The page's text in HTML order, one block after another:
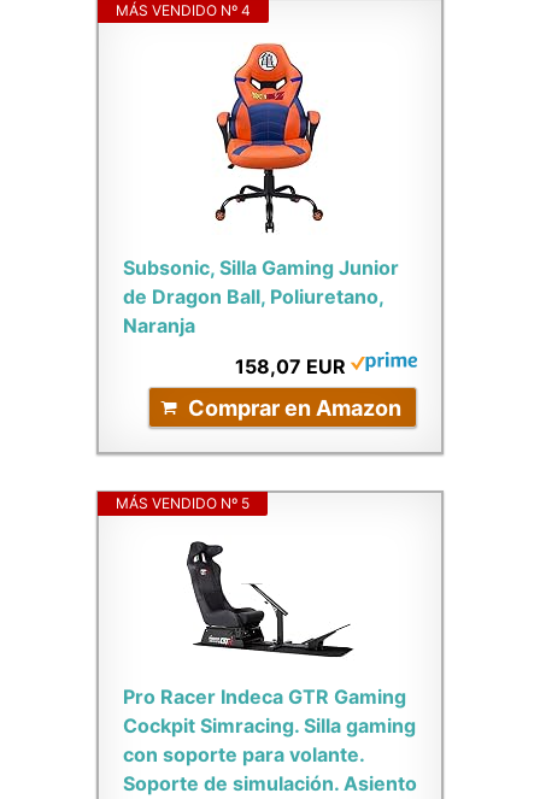
MÁS VENDIDO Nº 4
Subsonic, Silla Gaming Junior
de Dragon Ball, Poliuretano,
Naranja
158,07 EUR
Comprar en Amazon
MÁS VENDIDO Nº 5
Pro Racer Indeca GTR Gaming
Cockpit Simracing. Silla gaming
con soporte para volante.
Soporte de simulación. Asiento